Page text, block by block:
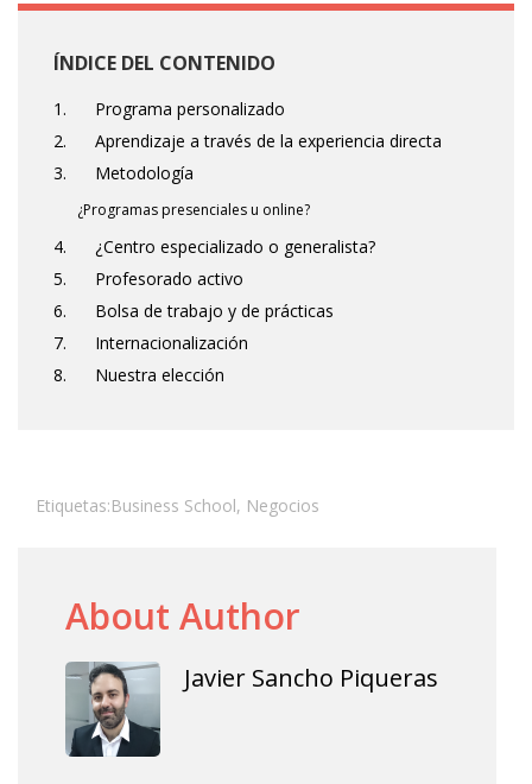
ÍNDICE DEL CONTENIDO
1. Programa personalizado
2. Aprendizaje a través de la experiencia directa
3. Metodología
¿Programas presenciales u online?
4. ¿Centro especializado o generalista?
5. Profesorado activo
6. Bolsa de trabajo y de prácticas
7. Internacionalización
8. Nuestra elección
Etiquetas:Business School, Negocios
About Author
Javier Sancho Piqueras